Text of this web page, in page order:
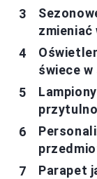
świece
Parapet